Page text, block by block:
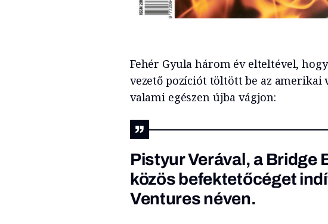
Fehér Gyula három év elteltével,
vezető pozíciót töltött be az
valami egészen újba vágjon:
Pistyur Verával, a Bridge
közös befektetőcéget
Ventures néven.